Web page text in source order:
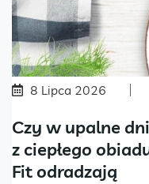
8 Lipca 2026
Czy w upalne
z ciepłego
Fit odradzają